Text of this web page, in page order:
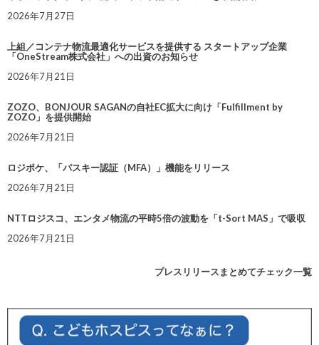
2026年7月27日
上組／コンテナ物流最適化サービスを提供する スタートアップ企業
「OneStream株式会社」への出資のお知らせ
2026年7月21日
ZOZO、BONJOUR SAGANの自社EC拡大に向け「Fulfillment by
ZOZO」を提供開始
2026年7月21日
ロジポケ、「パスキー認証（MFA）」機能をリリース
2026年7月21日
NTTロジスコ、エンタメ物流の平時5倍の波動を「t-Sort MAS」で吸収
2026年7月21日
プレスリリースまとめてチェック一覧